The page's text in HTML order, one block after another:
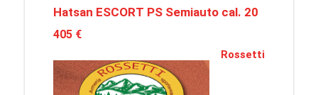
Hatsan ESCORT PS Semiauto cal. 20
405 €
Rossetti